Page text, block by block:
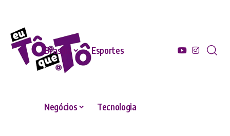
Brasília Esportes
Negócios Tecnologia